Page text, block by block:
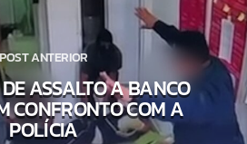
POST ANTERIOR
ASSALTO A BANCO
CONFRONTO COM A
POLÍCIA